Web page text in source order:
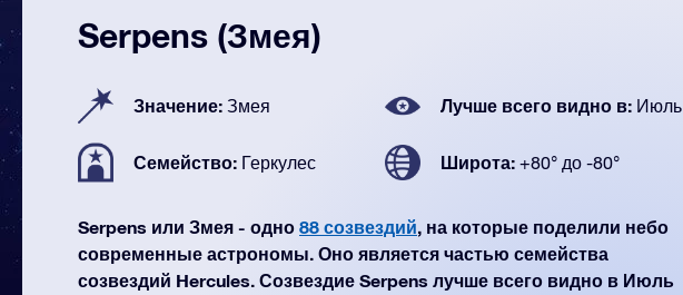
Serpens (Змея)
Значение: Змея Лучше всего видно в: Июль
Семейство: Геркулес Широта: +80° до -80°
Serpens или Змея - одно 88 созвездий, на которые поделили небо
современные астрономы. Оно является частью семейства
созвездий Hercules. Созвездие Serpens лучше всего видно в Июль